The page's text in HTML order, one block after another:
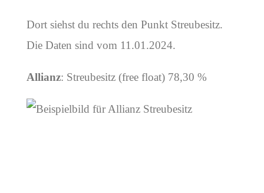
Dort siehst du rechts den Punkt Streubesitz.
Die Daten sind vom 11.01.2024.
Allianz: Streubesitz (free float) 78,30 %